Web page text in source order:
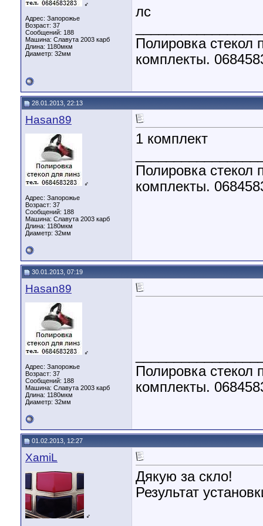
♂
Адрес: Запорожье
Возраст: 37
Сообщений: 188
Машина: Славута 2003 карб
Длина: 1180мкм
Диаметр: 32мм
лс
Полировка
комплекты.
28.01.2013, 22:13
Hasan89
♂
Адрес: Запорожье
Возраст: 37
Сообщений: 188
Машина: Славута 2003 карб
Длина: 1180мкм
Диаметр: 32мм
1 комплект
Полировка
комплекты.
30.01.2013, 07:19
Hasan89
♂
Адрес: Запорожье
Возраст: 37
Сообщений: 188
Машина: Славута 2003 карб
Длина: 1180мкм
Диаметр: 32мм
Полировка
комплекты.
01.02.2013, 12:27
XamiL
♂
Дякую за скло!
Результат